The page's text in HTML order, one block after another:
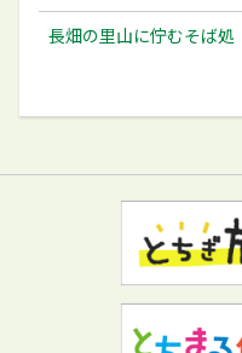
長畑の里山に佇むそば処